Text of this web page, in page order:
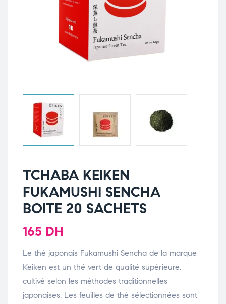
TCHABA KEIKEN
FUKAMUSHI SENCHA
BOITE 20 SACHETS
165 DH
Le thé japonais Fukamushi Sencha de la marque
Keiken est un thé vert de qualité supérieure,
cultivé selon les méthodes traditionnelles
japonaises. Les feuilles de thé sélectionnées sont